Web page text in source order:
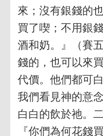
來；沒有銀錢的
買了喫；不用銀
酒和奶。』（賽
錢的，也可以來
代價。他們都可
我們看見神的意
白白的飲於祂。
『你們為何花錢